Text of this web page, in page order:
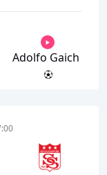
Adolfo Gaich